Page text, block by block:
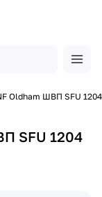
Oldham ШВП SFU 1204
SFU 1204